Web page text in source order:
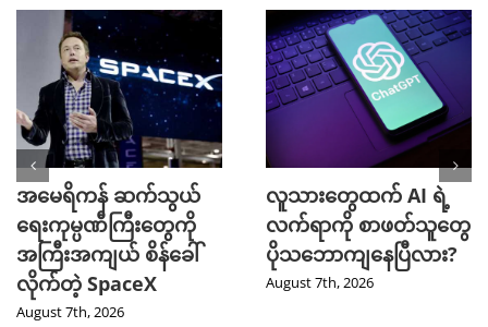
အမေရိကန် ဆက်သွယ်
ရေးကုမ္ပဏီကြီးတွေကို
အကြီးအကျယ် စိန်ခေါ်
လိုက်တဲ့ SpaceX
August 7th, 2026
လူသားတွေထက် AI ရဲ့
လက်ရာကို စာဖတ်သူတွေ
ပိုသဘောကျနေပြီလား?
August 7th, 2026